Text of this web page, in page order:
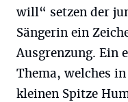
will“ setzen der
Sängerin ein
Ausgrenzung. Ein
Thema, welches
kleinen Spitze